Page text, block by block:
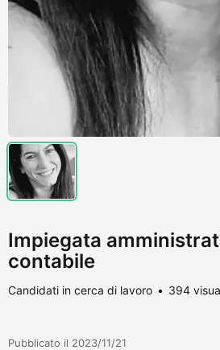
Impiegata
contabile
Candidati in cerca di lavoro 394
Pubblicato il 2023/11/21